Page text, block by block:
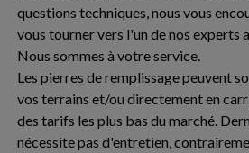
questions techniques, nous vous
vous tourner vers l'un de nos experts
Nous sommes à votre service.
Les pierres de remplissage peuvent
vos terrains et/ou directement en
des tarifs les plus bas du marché.
nécessite pas d'entretien,